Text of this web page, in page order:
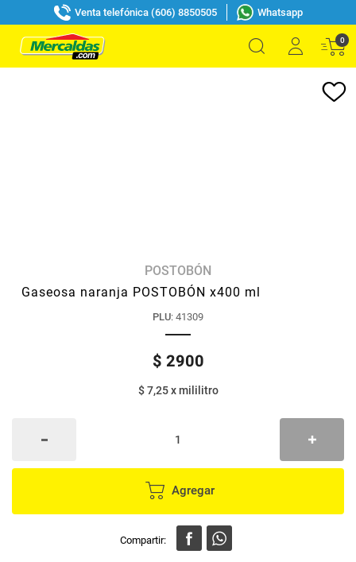
Venta telefónica (606) 8850505 Whatsapp
0
POSTOBÓN
Gaseosa naranja POSTOBÓN x400 ml
PLU: 41309
$ 2900
$ 7,25xmililitro
Agregar